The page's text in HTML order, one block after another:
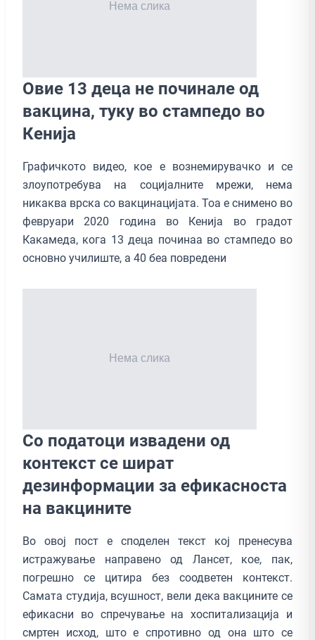
Овие 13 деца не починале од
вакцина, туку во стампедо во
Кенија
Графичкото видео, кое е вознемирувачко и се
злоупотребува на социјалните мрежи, нема
никаква врска со вакцинацијата. Тоа е снимено во
февруари 2020 година во Кенија во градот
Какамеда, кога 13 деца починаа во стампедо во
основно училиште, а 40 беа повредени
Со податоци извадени од
контекст се шират
дезинформации за ефикасноста
на вакцините
Во овој пост е споделен текст кој пренесува
истражување направено од Лансет, кое, пак,
погрешно се цитира без соодветен контекст.
Самата студија, всушност, вели дека вакцините се
ефикасни во спречување на хоспитализација и
смртен исход, што е спротивно од она што се